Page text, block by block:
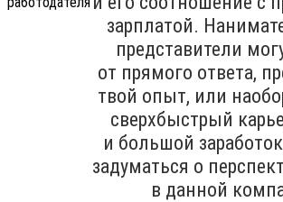
зарплатой.
представители
от прямого ответа,
твой опыт, или
сверхбыстрый
и большой
задуматься о
в данной